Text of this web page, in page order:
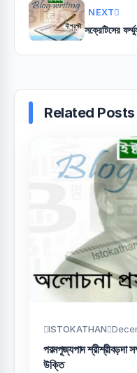
NEXT
সক্রেটিসের
Related Posts
ISTOKATHAN
পরমপূজ্যপাদ শ্রীশ্রীবড়দা
উক্তি